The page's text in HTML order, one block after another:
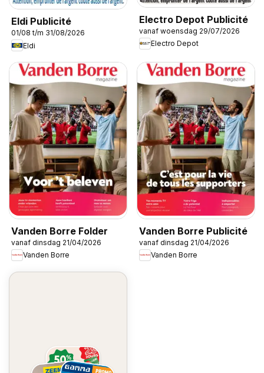
Eldi Publicité
01/08 t/m 31/08/2026
Eldi
Electro Depot Publicité
vanaf woensdag 29/07/2026
Electro Depot
Vanden Borre Folder
vanaf dinsdag 21/04/2026
Vanden Borre
Vanden Borre Publicité
vanaf dinsdag 21/04/2026
Vanden Borre